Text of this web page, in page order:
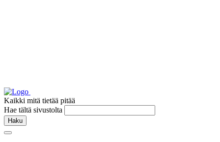
Kaikki mitä tietää pitää
Hae tältä sivustolta
Haku